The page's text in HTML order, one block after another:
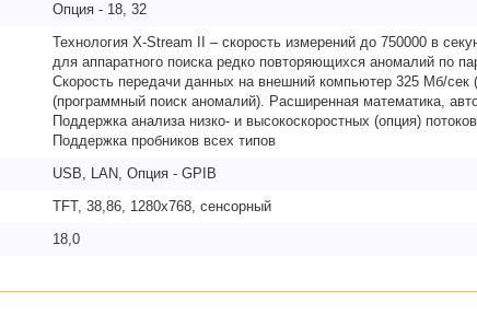
Опция - 18, 32
Технология X-Stream II – скорость измерений до 750000 в
для аппаратного поиска редко повторяющихся аномалий по
Скорость передачи данных на внешний компьютер 325 Мб/
(программный поиск аномалий). Расширенная математика,
Поддержка анализа низко- и высокоскоростных (опция)
Поддержка пробников всех типов
USB, LAN, Опция - GPIB
TFT, 38,86, 1280х768, сенсорный
18,0